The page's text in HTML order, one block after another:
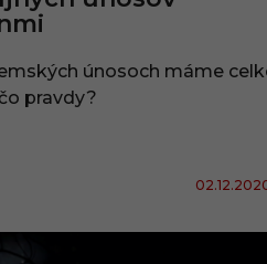
únosoch máme
pravdy?